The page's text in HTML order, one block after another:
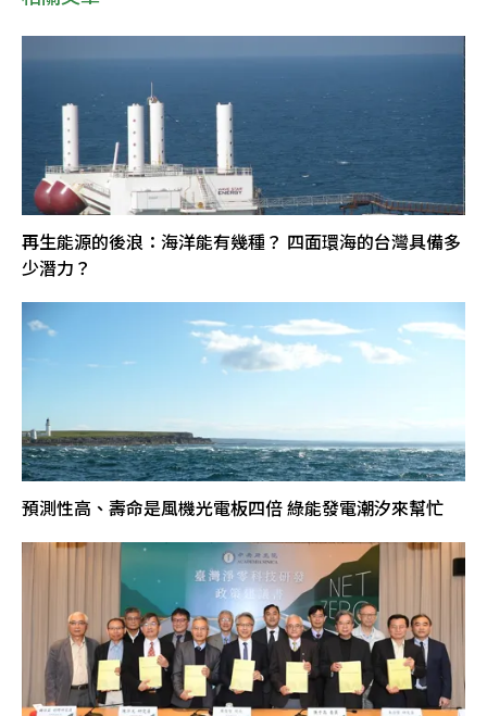
再生能源的後浪：海洋能有幾種？ 四面環海的台灣具備多
少潛力？
預測性高、壽命是風機光電板四倍 綠能發電潮汐來幫忙